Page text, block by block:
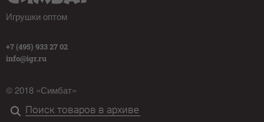
Игрушки оптом
+7 (495) 933 27 02
info@igr.ru
© 2018 «Симбат»